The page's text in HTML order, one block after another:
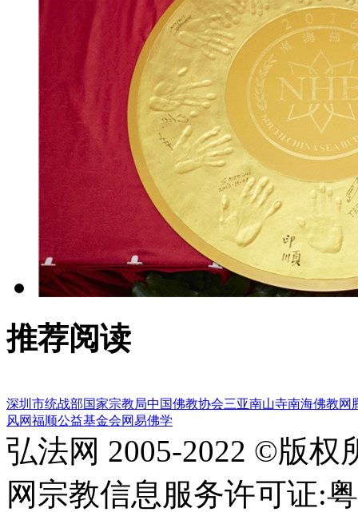
推荐阅读
深圳市统战部国家宗教局中国佛教协会三亚南山寺南海佛教网
风网福顺公益基金会网易佛学
弘法网 2005-2022 ©版权
网宗教信息服务许可证: